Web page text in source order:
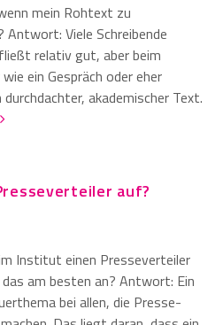
mein Rohtext zu
Viele Schreibende
relativ gut, aber beim
ein Gespräch oder eher
akademischer Text.
auf?
Institut einen Presseverteiler
am besten an? Antwort: Ein
bei allen, die Presse-